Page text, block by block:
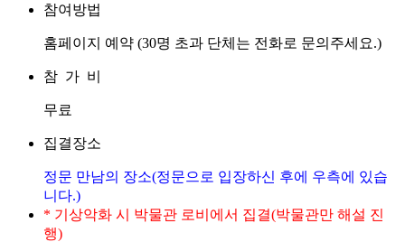
참여방법
홈페이지 예약 (30명 초과 단체는 전화로 문의주세요.)
참 가 비
무료
집결장소
정문 만남의 장소(정문으로 입장하신 후에 우측에 있습
니다.)
* 기상악화 시 박물관 로비에서 집결(박물관만 해설 진
행)